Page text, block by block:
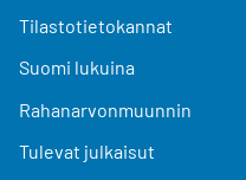
Tilastotietokannat
Suomi lukuina
Rahanarvonmuunnin
Tulevat julkaisut